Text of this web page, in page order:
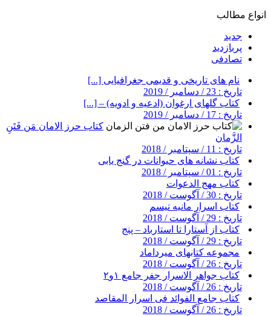
انواع مطالب
جدید
پربازدید
تصادفی
نام های تاریخی و قدیمی جغرافیایی [...]
تاریخ : 23 / دسامبر / 2019
کتاب گلهای ارغوان (ادعیه و ادویه) – [...]
تاریخ : 17 / دسامبر / 2019
کتاب حرز الامان مَن فَتَنِ
الزَّمان
تاریخ : 11 / سپتامبر / 2018
کتاب نشانه های حیوانات در گنج یابی
تاریخ : 01 / سپتامبر / 2018
کتاب مهج الدعوات
تاریخ : 30 / آگوست / 2018
کتاب اسرار مانیه تیسم
تاریخ : 29 / آگوست / 2018
کتاب از آستارا تا استارباد – پنج
تاریخ : 29 / آگوست / 2018
مجموعه کتابهای میرداماد
تاریخ : 26 / آگوست / 2018
کتاب جواهر الاسرار جفر جامع ۱و۲
تاریخ : 26 / آگوست / 2018
کتاب جامع الفوائد فی اسرار المقاصد
تاریخ : 26 / آگوست / 2018